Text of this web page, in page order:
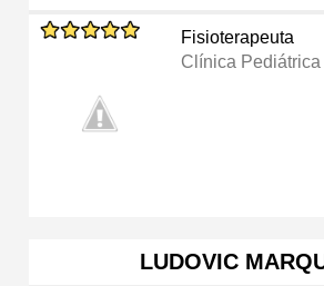
Fisioterapeuta
Clínica Pediátrica
LUDOVIC